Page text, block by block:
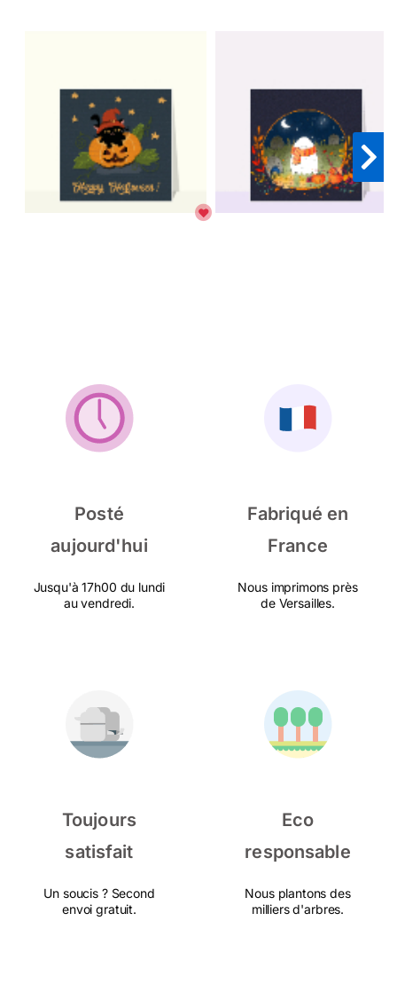
Posté
aujourd'hui
Jusqu'à 17h00 du lundi
au vendredi.
Fabriqué en
France
Nous imprimons près
de Versailles.
Toujours
satisfait
Un soucis ? Second
envoi gratuit.
Eco
responsable
Nous plantons des
milliers d'arbres.